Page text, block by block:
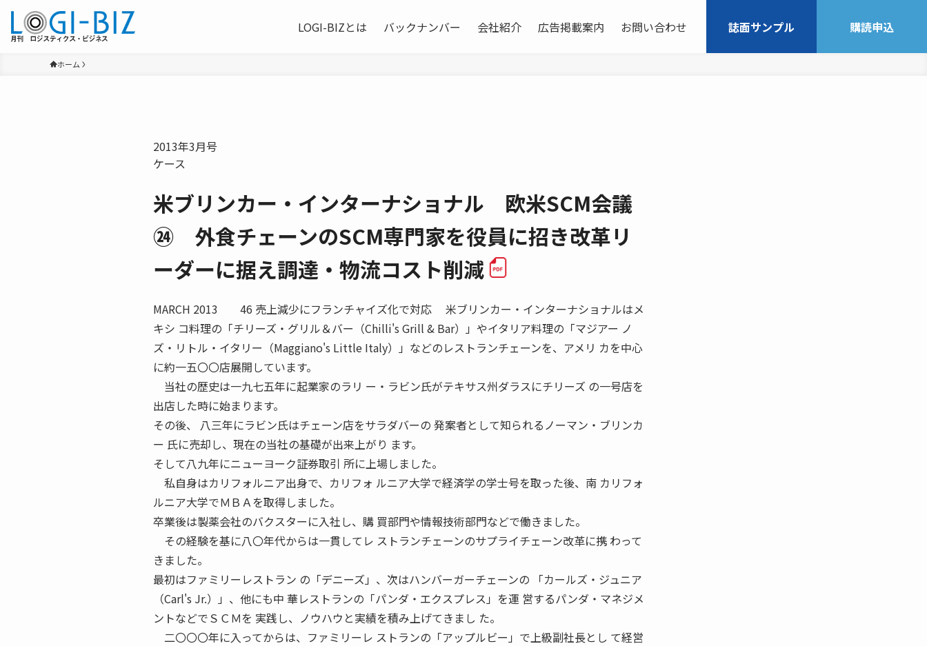
LOGI-BIZとは バックナンバー 会社紹介 広告掲載案内 お問い合わせ 誌面サンプル 購読申込
ホーム
2013年3月号
ケース
米ブリンカー・インターナショナル 欧米SCM会議
㉔ 外食チェーンのSCM専門家を役員に招き改革リ
ーダーに据え調達・物流コスト削減
MARCH 2013 46 売上減少にフランチャイズ化で対応 米ブリンカー・インターナショナルはメ
キシ コ料理の「チリーズ・グリル＆バー（Chilli's Grill & Bar）」やイタリア料理の「マジアー ノ
ズ・リトル・イタリー（Maggiano's Little Italy）」などのレストランチェーンを、アメリ カを中心
に約一五〇〇店展開しています。
当社の歴史は一九七五年に起業家のラリ ー・ラビン氏がテキサス州ダラスにチリーズ の一号店を
出店した時に始まります。
その後、 八三年にラビン氏はチェーン店をサラダバーの 発案者として知られるノーマン・ブリンカ
ー 氏に売却し、現在の当社の基礎が出来上がり ます。
そして八九年にニューヨーク証券取引 所に上場しました。
私自身はカリフォルニア出身で、カリフォ ルニア大学で経済学の学士号を取った後、南 カリフォ
ルニア大学でＭＢＡを取得しました。
卒業後は製薬会社のバクスターに入社し、購 買部門や情報技術部門などで働きました。
その経験を基に八〇年代からは一貫してレ ストランチェーンのサプライチェーン改革に携 わって
きました。
最初はファミリーレストラン の「デニーズ」、次はハンバーガーチェーンの 「カールズ・ジュニア
（Carl's Jr.）」、他にも中 華レストランの「パンダ・エクスプレス」を運 営するパンダ・マネジメ
ントなどでＳＣＭを 実践し、ノウハウと実績を積み上げてきまし た。
二〇〇〇年に入ってからは、ファミリーレ ストランの「アップルビー」で上級副社長とし て経営